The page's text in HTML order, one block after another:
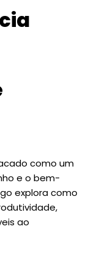
como um
e o bem-
explora como
ao